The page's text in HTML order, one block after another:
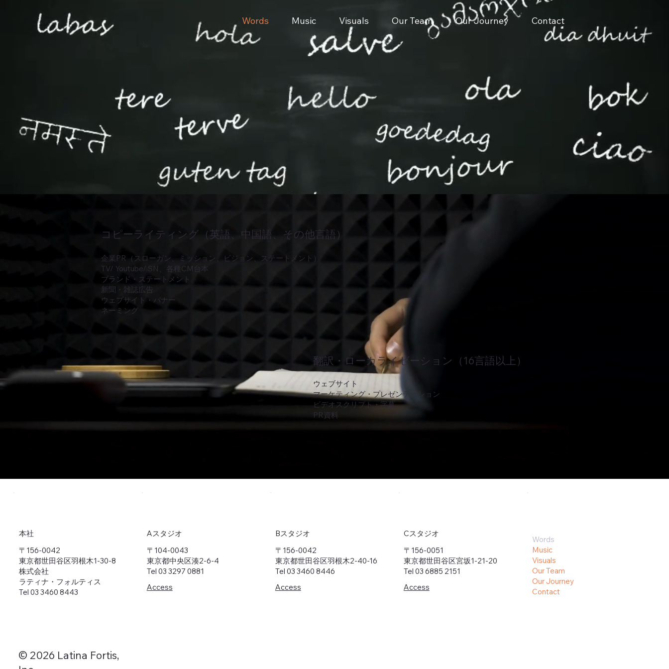
Words Music Visuals Our Team Our Journey Contact
コピーライティング（英語、中国語、その他言語）
企業PR（スローガン、ミッション、ビジョン、ステートメント）
TV/ Youtube/ SN、各種CM台本
ブランド・ステートメント
新聞・雑誌広告
ウェブサイト・バナー
ネーミング
翻訳・ローカライゼーション（16言語以上）
ウェブサイト
マーケティング・プレゼンテーション
ビデオスクリプト・字幕
PR資料
本社
〒156-0042
東京都世田谷区羽根木1-30-8
株式会社
ラティナ・フォルティス
Tel 03 3460 8443
Aスタジオ
〒104-0043
東京都中央区湊2-6-4
Tel 03 3297 0881
Access
Bスタジオ
〒156-0042
東京都世田谷区羽根木2-40-16
Tel 03 3460 8446
Access
Cスタジオ
〒156-0051
東京都世田谷区宮坂1-21-20
Tel 03 6885 2151
Access
Words
Music
Visuals
Our Team
Our Journey
Contact
© 2026 Latina Fortis,